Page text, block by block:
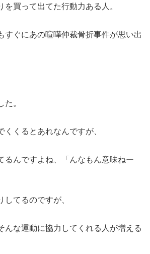
を買って出てた行動力ある人。
すぐにあの喧嘩仲裁骨折事件が思い出
た。
くくるとあれなんですが、
るんですよね、「んなもん意味ねー
してるのですが、
んな運動に協力してくれる人が増える